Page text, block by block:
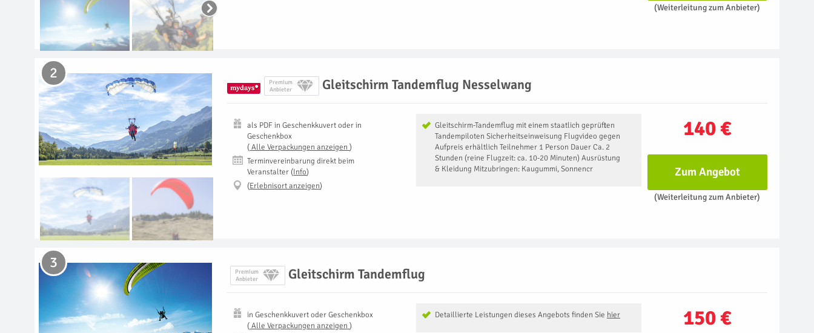
(Weiterleitung zum Anbieter)
Premium
Anbieter
Gleitschirm Tandemflug Nesselwang
2
140 €
Gleitschirm-Tandemflug mit einem staatlich geprüften
Tandempiloten Sicherheitseinweisung Flugvideo gegen
Aufpreis erhältlich Teilnehmer 1 Person Dauer Ca. 2
Stunden (reine Flugzeit: ca. 10-20 Minuten) Ausrüstung
& Kleidung Mitzubringen: Kaugummi, Sonnencr
als PDFinGeschenkkuvert oder in
Geschenkbox
( Alle Verpackungen anzeigen )
Terminvereinbarung direkt beim
Veranstalter (Info)
(Erlebnisort anzeigen)
Zum Angebot
(Weiterleitung zum Anbieter)
Premium
Anbieter
Gleitschirm Tandemflug
3
150 €
Detaillierte Leistungen dieses Angebots finden Sie hier
inGeschenkkuvert oder Geschenkbox
( Alle Verpackungen anzeigen )